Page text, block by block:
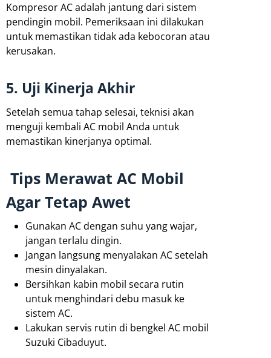
Kompresor AC adalah jantung dari sistem
pendingin mobil. Pemeriksaan ini dilakukan
untuk memastikan tidak ada kebocoran atau
kerusakan.
5. Uji Kinerja Akhir
Setelah semua tahap selesai, teknisi akan
menguji kembali AC mobil Anda untuk
memastikan kinerjanya optimal.
Tips Merawat AC Mobil
Agar Tetap Awet
Gunakan AC dengan suhu yang wajar,
jangan terlalu dingin.
Jangan langsung menyalakan AC setelah
mesin dinyalakan.
Bersihkan kabin mobil secara rutin
untuk menghindari debu masuk ke
sistem AC.
Lakukan servis rutin di bengkel AC mobil
Suzuki Cibaduyut.